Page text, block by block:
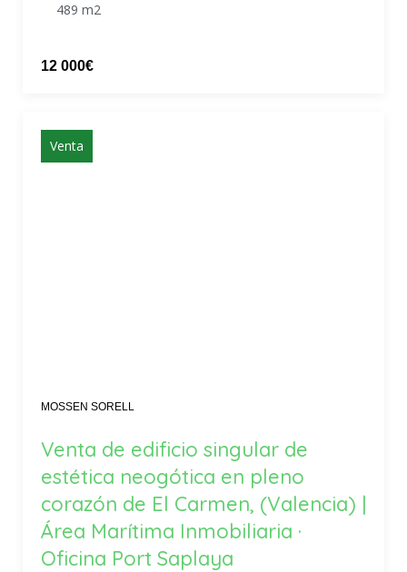
489 m2
12 000€
Venta
MOSSEN SORELL
Venta de edificio singular de
estética neogótica en pleno
corazón de El Carmen, (Valencia) |
Área Marítima Inmobiliaria ·
Oficina Port Saplaya